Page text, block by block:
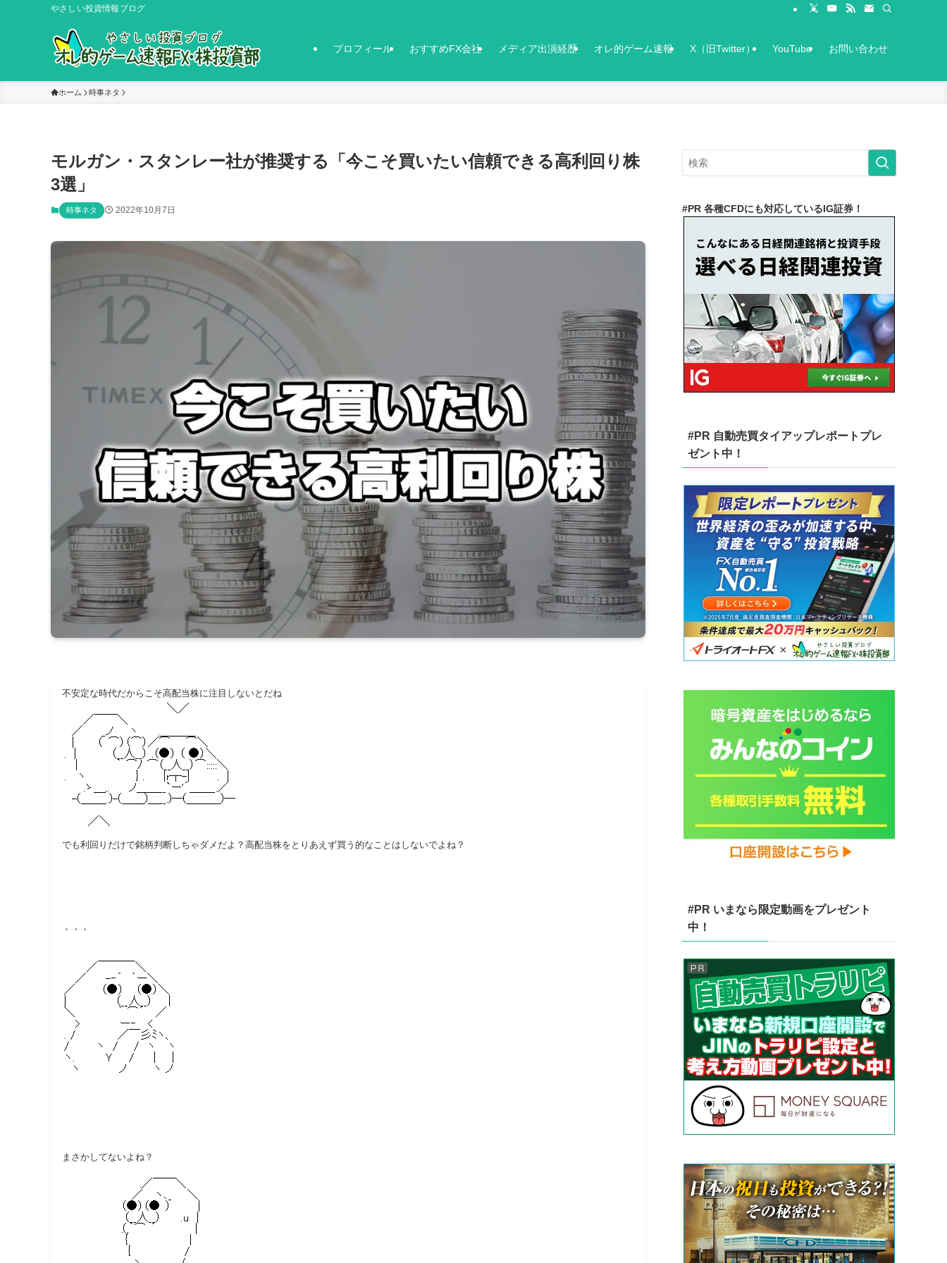
やさしい投資情報ブログ
プロフィール おすすめFX会社 メディア出演経歴 オレ的ゲーム速報 X（旧Twitter） YouTube お問い合わせ
ホーム 時事ネタ
モルガン・スタンレー社が推奨する「今こそ買いたい信頼できる高利回り株
3選」
時事ネタ 2022年10月7日
不安定な時代だからこそ高配当株に注目しないとだね
でも利回りだけで銘柄判断しちゃダメだよ？高配当株をとりあえず買う的なことはしないでよね？
・・・
まさかしてないよね？
#PR 各種CFDにも対応しているIG証券！
#PR 自動売買タイアップレポートプレ
ゼント中！
#PR いまなら限定動画をプレゼント
中！